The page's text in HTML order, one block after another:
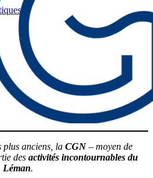
plus anciens, la CGN – moyen de
des activités incontournables du
Léman.